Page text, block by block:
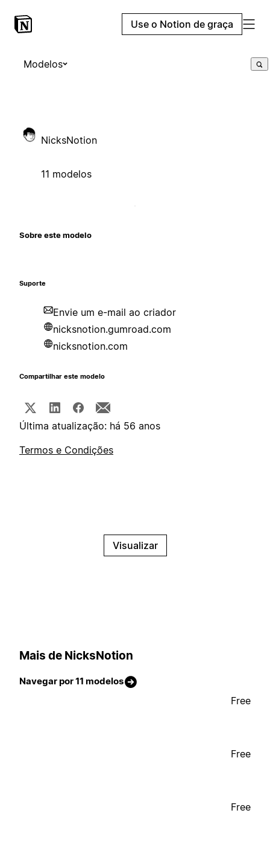
Use o Notion de graça
Modelos
NicksNotion
11 modelos
Sobre este modelo
Suporte
Envie um e-mail ao criador
nicksnotion.gumroad.com
nicksnotion.com
Compartilhar este modelo
Última atualização: há 56 anos
Termos e Condições
Visualizar
Mais de NicksNotion
Navegar por 11 modelos
Free
Free
Free